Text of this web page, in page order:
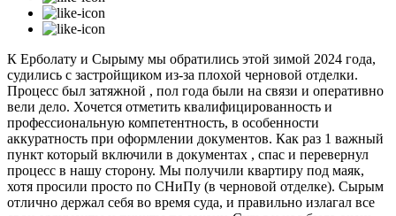
К Ерболату и Сырыму мы обратились этой зимой 2024 года,
судились с застройщиком из-за плохой черновой отделки.
Процесс был затяжной , пол года были на связи и оперативно
вели дело. Хочется отметить квалифицированность и
профессиональную компетентность, в особенности
аккуратность при оформлении документов. Как раз 1 важный
пункт который включили в документах , спас и перевернул
процесс в нашу сторону. Мы получили квартиру под маяк,
хотя просили просто по СНиПу (в черновой отделке). Сырым
отлично держал себя во время суда, и правильно излагал все